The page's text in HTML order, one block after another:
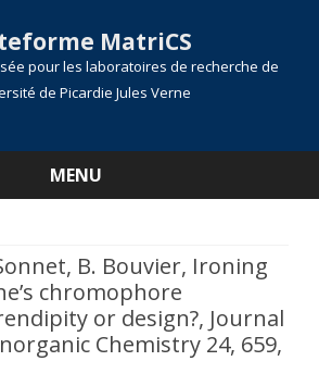
MatriCS
pour les laboratoires de recherche de
de Picardie Jules Verne
MENU
B. Bouvier, Ironing
chromophore
or design?, Journal
Chemistry 24, 659,